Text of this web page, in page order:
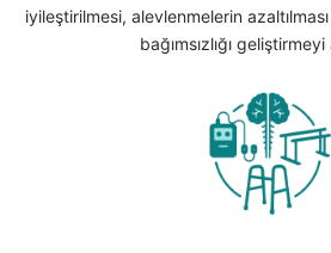
iyileştirilmesi, alevlenmelerin
bağımsızlığı